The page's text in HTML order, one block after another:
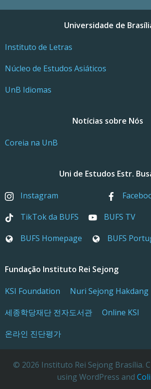
Universidade de
Instituto de Letras
Núcleo de Estudos Asiáticos
UnB Idiomas
Notícias sobre Nós
Coreia na UnB
Uni de Estudos Estr.
Instagram
TikTok da BUFS
BUFS TV
BUFS Homepage
BUFS
Fundação Instituto Rei Sejong
KSI Foundation
Nuri Sejong Hakdang
세종학당재단 전자도서관
Online KSI
온라인 진단평가
© 2026 Instituto Rei Sejong Brasília.
using WordPress and